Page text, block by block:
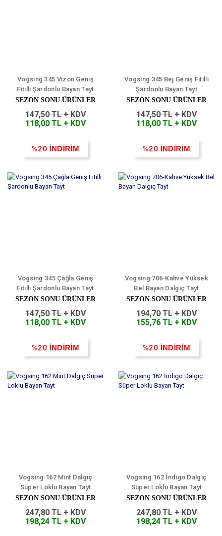
Vogsing 345 Vizon Geniş
Fitilli Şardonlu Bayan Tayt
SEZON SONU ÜRÜNLER
147,50 TL + KDV
118,00 TL + KDV
%20 İNDİRİM
Vogsing 345 Bej Geniş Fitilli
Şardonlu Bayan Tayt
SEZON SONU ÜRÜNLER
147,50 TL + KDV
118,00 TL + KDV
%20 İNDİRİM
Vogsing 345 Çağla Geniş
Fitilli Şardonlu Bayan Tayt
SEZON SONU ÜRÜNLER
147,50 TL + KDV
118,00 TL + KDV
%20 İNDİRİM
Vogsing 706-Kahve Yüksek
Bel Bayan Dalgıç Tayt
SEZON SONU ÜRÜNLER
194,70 TL + KDV
155,76 TL + KDV
%20 İNDİRİM
Vogsing 162 Mint Dalgıç
Süper Loklu Bayan Tayt
SEZON SONU ÜRÜNLER
247,80 TL + KDV
198,24 TL + KDV
Vogsing 162 İndigo Dalgıç
Süper Loklu Bayan Tayt
SEZON SONU ÜRÜNLER
247,80 TL + KDV
198,24 TL + KDV